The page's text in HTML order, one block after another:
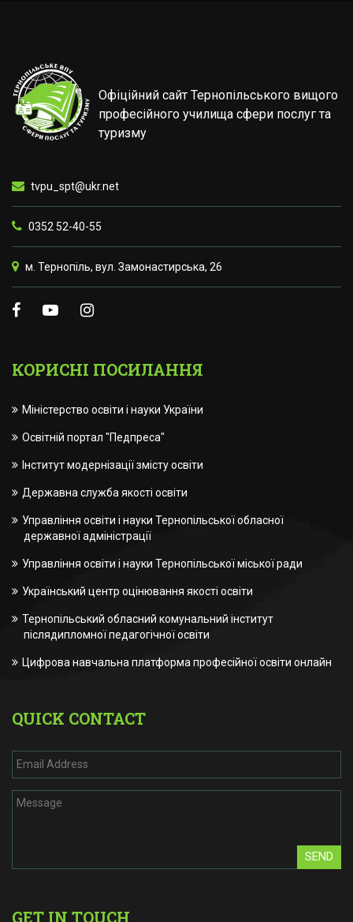
Офіційний сайт Тернопільського вищого
професійного училища сфери послуг та
туризму
tvpu_spt@ukr.net
0352 52-40-55
м. Тернопіль, вул. Замонастирська, 26
КОРИСНІ ПОСИЛАННЯ
Міністерство освіти і науки України
Освітній портал "Педпреса"
Інститут модернізації змісту освіти
Державна служба якості освіти
Управління освіти і науки Тернопільської обласної
державної адміністрації
Управління освіти і науки Тернопільської міської ради
Український центр оцінювання якості освіти
Тернопільський обласний комунальний інститут
післядипломної педагогічної освіти
Цифрова навчальна платформа професійної освіти онлайн
QUICK CONTACT
SEND
GET IN TOUCH